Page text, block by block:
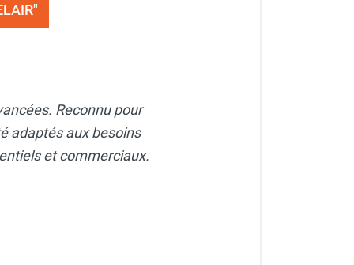
Reconnu pour
adaptés aux besoins
et commerciaux.